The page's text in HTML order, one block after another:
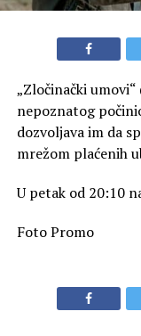
„Zločinački
nepoznatog
dozvoljava im da
mrežom plaćenih
U petak od 20:10
Foto Promo